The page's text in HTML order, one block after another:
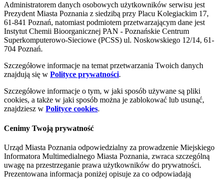
Administratorem danych osobowych użytkowników serwisu jest
Prezydent Miasta Poznania z siedzibą przy Placu Kolegiackim 17,
61-841 Poznań, natomiast podmiotem przetwarzającym dane jest
Instytut Chemii Bioorganicznej PAN - Poznańskie Centrum
Superkomputerowo-Sieciowe (PCSS) ul. Noskowskiego 12/14, 61-
704 Poznań.
Szczegółowe informacje na temat przetwarzania Twoich danych
znajdują się w Polityce prywatności.
Szczegółowe informacje o tym, w jaki sposób używane są pliki
cookies, a także w jaki sposób można je zablokować lub usunąć,
znajdziesz w Polityce cookies.
Cenimy Twoją prywatność
Urząd Miasta Poznania odpowiedzialny za prowadzenie Miejskiego
Informatora Multimedialnego Miasta Poznania, zwraca szczególną
uwagę na przestrzeganie prawa użytkowników do prywatności.
Prezentowana informacja poniżej opisuje za co odpowiadają